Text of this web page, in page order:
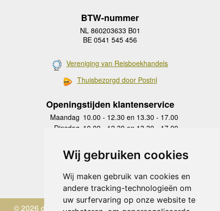
Wij gebruiken cookies
Wij maken gebruik van cookies en
andere tracking-technologieën om
uw surfervaring op onze website te
BTW-nummer
NL 860203633 B01
BE 0541 545 456
Vereniging van Reisboekhandels
Thuisbezorgd door Postnl
Openingstijden klantenservice
Maandag 10.00 - 12.30 en 13.30 - 17.00
Dinsdag 10.00 - 12.30 en 13.30 - 17.00
Donderdag
10.00 - 12.30 en 13.30 - 17.00
Vrijdag 10.00 - 12.30 en 13.30 - 17.00
Zaterdag
gesloten
Zondag gesloten
© 2026 de Zwerver